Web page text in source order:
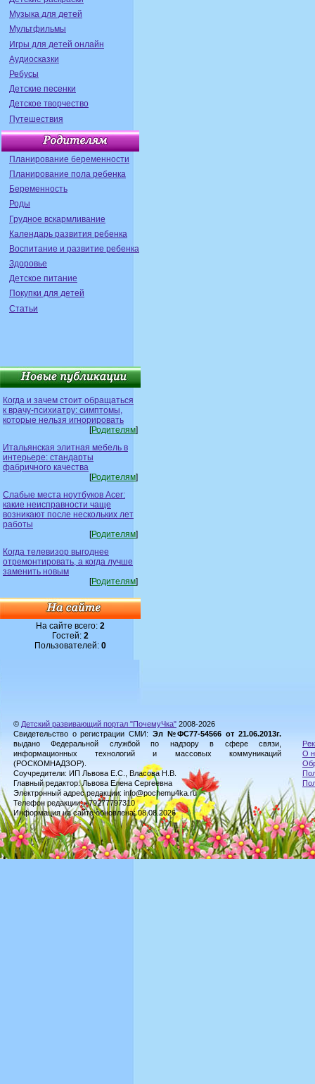
Музыка для детей
Мультфильмы
Игры для детей онлайн
Аудиосказки
Ребусы
Детские песенки
Детское творчество
Путешествия
Планирование беременности
Планирование пола ребенка
Беременность
Роды
Грудное вскармливание
Календарь развития ребенка
Воспитание и развитие ребенка
Здоровье
Детское питание
Покупки для детей
Статьи
Когда и зачем стоит обращаться
к врачу-психиатру: симптомы,
которые нельзя игнорировать
[Родителям]
Итальянская элитная мебель в
интерьере: стандарты
фабричного качества
[Родителям]
Слабые места ноутбуков Acer:
какие неисправности чаще
возникают после нескольких лет
работы
[Родителям]
Когда телевизор выгоднее
отремонтировать, а когда лучше
заменить новым
[Родителям]
На сайте всего: 2
Гостей: 2
Пользователей: 0
© Детский развивающий портал "ПочемуЧка" 2008-2026
Свидетельство о регистрации СМИ: Эл №ФС77-54566 от 21.06.2013г.
выдано Федеральной службой по надзору в сфере связи,
информационных технологий и массовых коммуникаций
(РОСКОМНАДЗОР).
Соучредители: ИП Львова Е.С., Власова Н.В.
Главный редактор: Львова Елена Сергеевна
Электронный адрес редакции: info@pochemu4ka.ru
Телефон редакции: +79277797310
Информация на сайте обновлена: 08.08.2026
О